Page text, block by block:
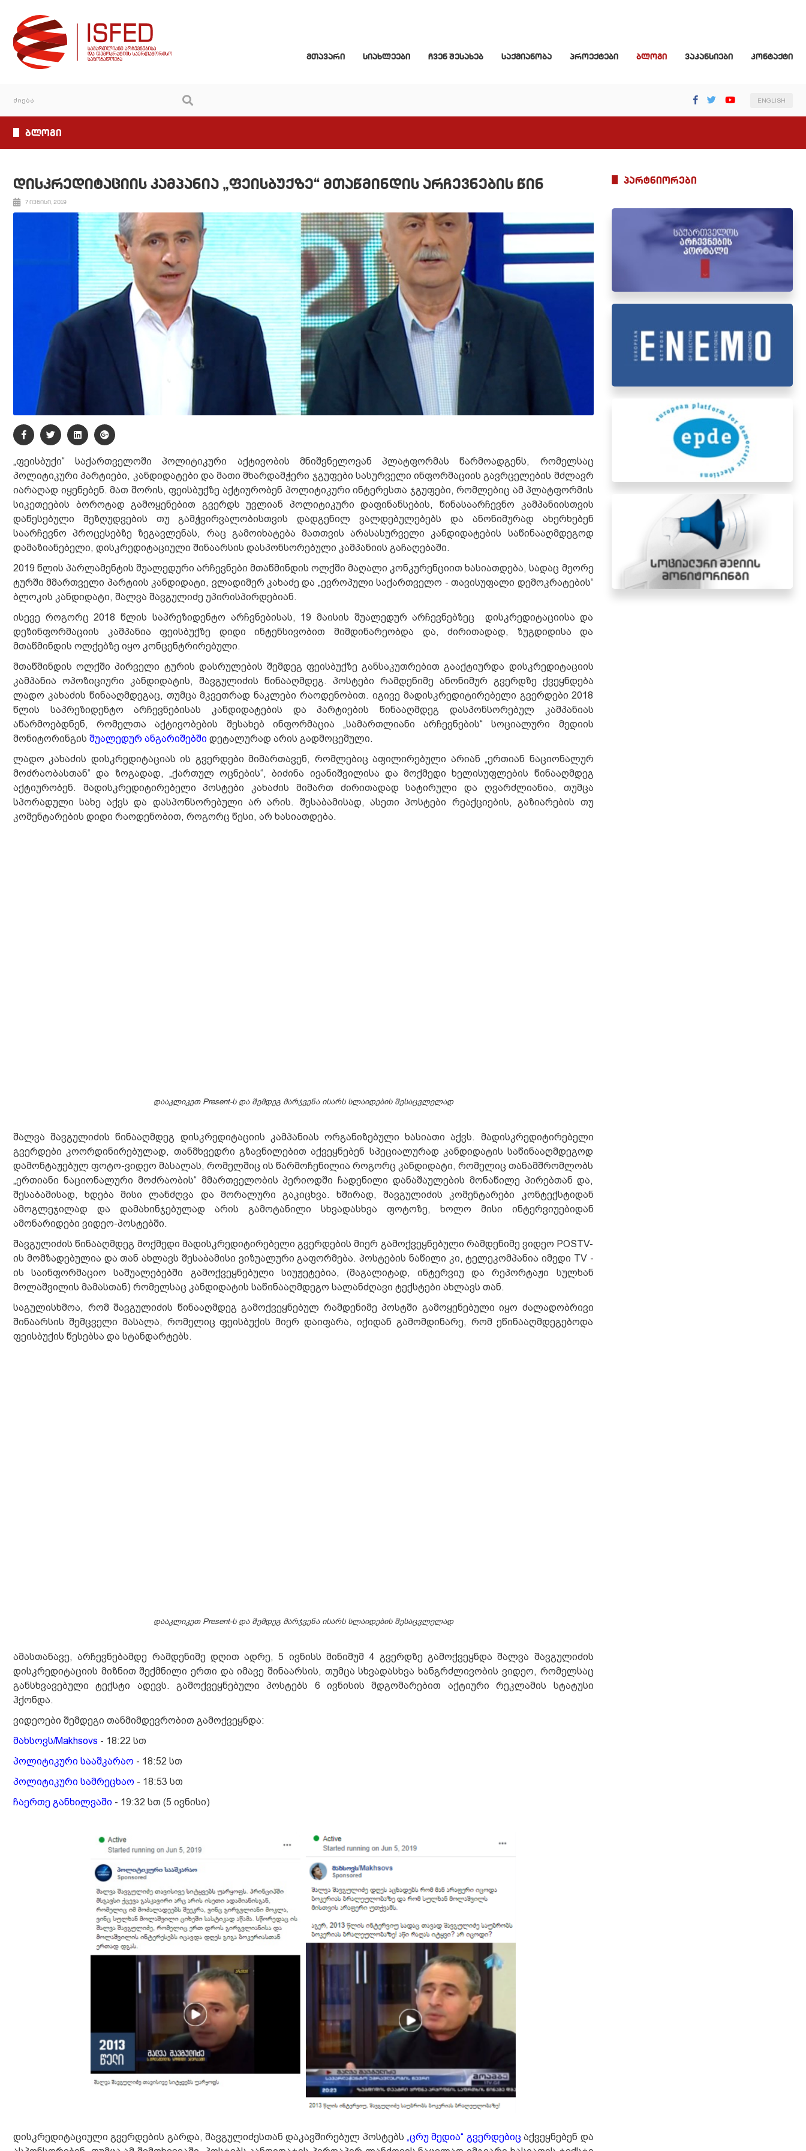
მთავარი სიახლეები ჩვენ შესახებ საქმიანობა პროექტები ბლოგი ვაკანსიები კონტაქტი
ENGLISH
ბლოგი
დისკრედიტაციის კამპანია „ფეისბუქზე“ მთაწმინდის არჩევნების წინ
7 ივნისი, 2019
„ფეისბუქი“ საქართველოში პოლიტიკური აქტივობის მნიშვნელოვან პლატფორმას წარმოადგენს, რომელსაც
პოლიტიკური პარტიები, კანდიდატები და მათი მხარდამჭერი ჯგუფები სასურველი ინფორმაციის გავრცელების მძლავრ
იარაღად იყენებენ. მათ შორის, ფეისბუქზე აქტიურობენ პოლიტიკური ინტერესთა ჯგუფები, რომლებიც ამ პლატფორმის
სიკეთეების ბოროტად გამოყენებით გვერდს უვლიან პოლიტიკური დაფინანსების, წინასაარჩევნო კამპანიისთვის
დაწესებული შეზღუდვების თუ გამჭვირვალობისთვის დადგენილ ვალდებულებებს და ანონიმურად ახერხებენ
საარჩევნო პროცესებზე ზეგავლენას, რაც გამოიხატება მათთვის არასასურველი კანდიდატების საწინააღმდეგოდ
დამაზიანებელი, დისკრედიტაციული შინაარსის დასპონსორებული კამპანიის გაჩაღებაში.
2019 წლის პარლამენტის შუალედური არჩევნები მთაწმინდის ოლქში მაღალი კონკურენციით ხასიათდება, სადაც მეორე
ტურში მმართველი პარტიის კანდიდატი, ვლადიმერ კახაძე და „ევროპული საქართველო - თავისუფალი დემოკრატების“
ბლოკის კანდიდატი, შალვა შავგულიძე უპირისპირდებიან.
ისევე როგორც 2018 წლის საპრეზიდენტო არჩვნებისას, 19 მაისის შუალედურ არჩევნებზეც დისკრედიტაციისა და
დეზინფორმაციის კამპანია ფეისბუქზე დიდი ინტენსივობით მიმდინარეობდა და, ძირითადად, ზუგდიდისა და
მთაწმინდის ოლქებზე იყო კონცენტრირებული.
მთაწმინდის ოლქში პირველი ტურის დასრულების შემდეგ ფეისბუქზე განსაკუთრებით გააქტიურდა დისკრედიტაციის
კამპანია ოპოზიციური კანდიდატის, შავგულიძის წინააღმდეგ. პოსტები რამდენიმე ანონიმურ გვერდზე ქვეყნდება
ლადო კახაძის წინააღმდეგაც, თუმცა მკვეთრად ნაკლები რაოდენობით. იგივე მადისკრედიტირებელი გვერდები 2018
წლის საპრეზიდენტო არჩევნებისას კანდიდატების და პარტიების წინააღმდეგ დასპონსორებულ კამპანიას
აწარმოებდნენ, რომელთა აქტივობების შესახებ ინფორმაცია „სამართლიანი არჩევნების“ სოციალური მედიის
მონიტორინგის შუალედურ ანგარიშებში დეტალურად არის გადმოცემული.
ლადო კახაძის დისკრედიტაციას ის გვერდები მიმართავენ, რომლებიც აფილირებული არიან „ერთიან ნაციონალურ
მოძრაობასთან“ და ზოგადად, „ქართულ ოცნების“, ბიძინა ივანიშვილისა და მოქმედი ხელისუფლების წინააღმდეგ
აქტიურობენ. მადისკრედიტირებელი პოსტები კახაძის მიმართ ძირითადად სატირული და ღვარძლიანია, თუმცა
სპორადული სახე აქვს და დასპონსორებული არ არის. შესაბამისად, ასეთი პოსტები რეაქციების, გაზიარების თუ
კომენტარების დიდი რაოდენობით, როგორც წესი, არ ხასიათდება.
დააკლიკეთ Present-ს და შემდეგ მარჯვენა ისარს სლაიდების შესაცვლელად
შალვა შავგულიძის წინააღმდეგ დისკრედიტაციის კამპანიას ორგანიზებული ხასიათი აქვს. მადისკრედიტირებელი
გვერდები კოორდინირებულად, თანმხვედრი გზავნილებით აქვეყნებენ სპეციალურად კანდიდატის საწინააღმდეგოდ
დამონტაჟებულ ფოტო-ვიდეო მასალას, რომელშიც ის წარმოჩენილია როგორც კანდიდატი, რომელიც თანამშრომლობს
„ერთიანი ნაციონალური მოძრაობის“ მმართველობის პერიოდში ჩადენილი დანაშაულების მონაწილე პირებთან და,
შესაბამისად, ხდება მისი ლანძღვა და მორალური გაკიცხვა. ხშირად, შავგულიძის კომენტარები კონტექსტიდან
ამოგლეჯილად და დამახინჯებულად არის გამოტანილი სხვადასხვა ფოტოზე, ხოლო მისი ინტერვიუებიდან
ამონარიდები ვიდეო-პოსტებში.
შავგულიძის წინააღმდეგ მოქმედი მადისკრედიტირებელი გვერდების მიერ გამოქვეყნებული რამდენიმე ვიდეო POSTV-
ის მომზადებულია და თან ახლავს შესაბამისი ვიზუალური გაფორმება. პოსტების ნაწილი კი, ტელეკომპანია იმედი TV -
ის საინფორმაციო საშუალებებში გამოქვეყნებული სიუჟეტებია, (მაგალიტად, ინტერვიუ და რეპორტაჟი სულხან
მოლაშვილის მამასთან) რომელსაც კანდიდატის საწინააღმდეგო სალანძღავი ტექსტები ახლავს თან.
საგულისხმოა, რომ შავგულიძის წინააღმდეგ გამოქვეყნებულ რამდენიმე პოსტში გამოყენებული იყო ძალადობრივი
შინაარსის შემცველი მასალა, რომელიც ფეისბუქის მიერ დაიფარა, იქიდან გამომდინარე, რომ ეწინააღმდეგებოდა
ფეისბუქის წესებსა და სტანდარტებს.
დააკლიკეთ Present-ს და შემდეგ მარჯვენა ისარს სლაიდების შესაცვლელად
ამასთანავე, არჩევნებამდე რამდენიმე დღით ადრე, 5 ივნისს მინიმუმ 4 გვერდზე გამოქვეყნდა შალვა შავგულიძის
დისკრედიტაციის მიზნით შექმნილი ერთი და იმავე შინაარსის, თუმცა სხვადასხვა ხანგრძლივობის ვიდეო, რომელსაც
განსხვავებული ტექსტი ადევს. გამოქვეყნებული პოსტებს 6 ივნისის მდგომარებით აქტიური რეკლამის სტატუსი
ჰქონდა.
ვიდეოები შემდეგი თანმიმდევრობით გამოქვეყნდა:
მახსოვს/Makhsovs - 18:22 სთ
პოლიტიკური სააშკარაო - 18:52 სთ
პოლიტიკური სამრეცხაო - 18:53 სთ
ჩაერთე განხილვაში - 19:32 სთ (5 ივნისი)
დისკრედიტაციული გვერდების გარდა, შავგულიძესთან დაკავშირებულ პოსტებს „ცრუ მედია“ გვერდებიც აქვეყნებენ და
პარტნიორები